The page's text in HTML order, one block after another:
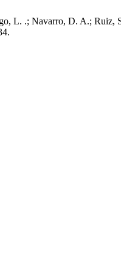
L. .; Navarro, D. A.; Ruiz,